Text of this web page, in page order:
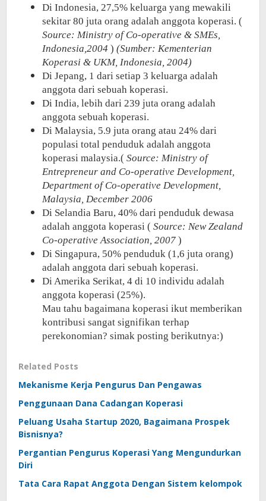
Di Indonesia, 27,5% keluarga yang mewakili
sekitar 80 juta orang adalah anggota koperasi. (
Source: Ministry of Co-operative & SMEs,
Indonesia,2004 ) (Sumber: Kementerian
Koperasi & UKM, Indonesia, 2004)
Di Jepang, 1 dari setiap 3 keluarga adalah
anggota dari sebuah koperasi.
Di India, lebih dari 239 juta orang adalah
anggota sebuah koperasi.
Di Malaysia, 5.9 juta orang atau 24% dari
populasi total penduduk adalah anggota
koperasi malaysia.( Source: Ministry of
Entrepreneur and Co-operative Development,
Department of Co-operative Development,
Malaysia, December 2006
Di Selandia Baru, 40% dari penduduk dewasa
adalah anggota koperasi ( Source: New Zealand
Co-operative Association, 2007 )
Di Singapura, 50% penduduk (1,6 juta orang)
adalah anggota dari sebuah koperasi.
Di Amerika Serikat, 4 di 10 individu adalah
anggota koperasi (25%).
Mau tahu bagaimana koperasi ikut memberikan
kontribusi sangat signifikan terhap
perekonomian? simak posting berikutnya:)
Related Posts
Mekanisme Kerja Pengurus Dan Pengawas
Penggunaan Dana Cadangan Koperasi
Peluang Usaha Startup 2020, Bagaimana Prospek
Bisnisnya?
Pergantian Pengurus Koperasi Yang Mengundurkan
Diri
Tata Cara Rapat Anggota Dengan Sistem kelompok